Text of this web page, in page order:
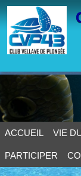
ACCUEIL VIE
PARTICIPER
Panneau de